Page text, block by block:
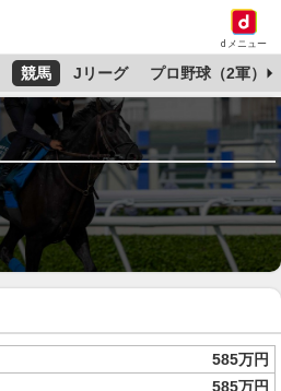
dメニュー
競馬 Jリーグ プロ野球（2軍）
585万円
585万円